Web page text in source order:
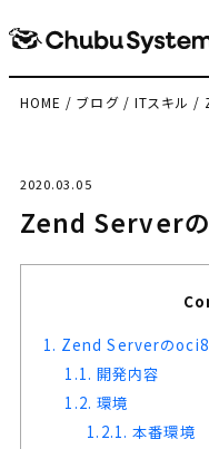
HOME /ブログ /ITスキル /
2020.03.05
Zend Server
1. Zend Serverのoci8
1.1. 開発内容
1.2. 環境
1.2.1. 本番環境